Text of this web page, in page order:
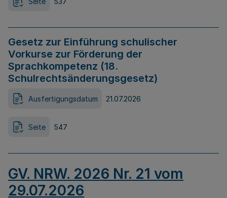
Gesetz zur Einführung schulischer
Vorkurse zur Förderung der
Sprachkompetenz (18.
Schulrechtsänderungsgesetz)
Ausfertigungsdatum 21.07.2026
Seite 547
GV. NRW. 2026 Nr. 21 vom
29.07.2026